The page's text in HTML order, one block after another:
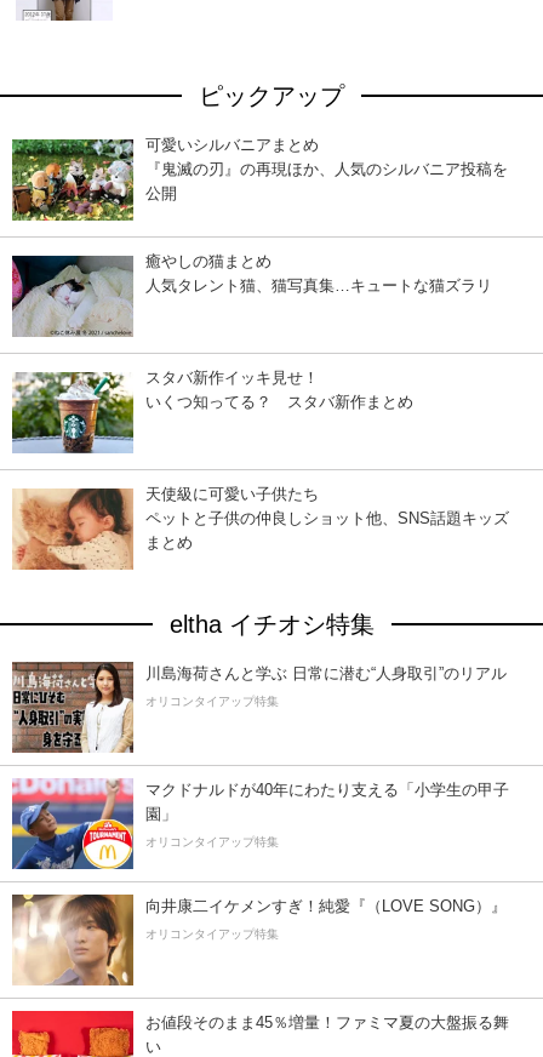
ピックアップ
可愛いシルバニアまとめ
『鬼滅の刃』の再現ほか、人気のシルバニア投稿を
公開
癒やしの猫まとめ
人気タレント猫、猫写真集…キュートな猫ズラリ
スタバ新作イッキ見せ！
いくつ知ってる？ スタバ新作まとめ
天使級に可愛い子供たち
ペットと子供の仲良しショット他、SNS話題キッズ
まとめ
eltha イチオシ特集
川島海荷さんと学ぶ 日常に潜む“人身取引”のリアル
オリコンタイアップ特集
マクドナルドが40年にわたり支える「小学生の甲子
園」
オリコンタイアップ特集
向井康二イケメンすぎ！純愛『（LOVE SONG）』
オリコンタイアップ特集
お値段そのまま45％増量！ファミマ夏の大盤振る舞
い